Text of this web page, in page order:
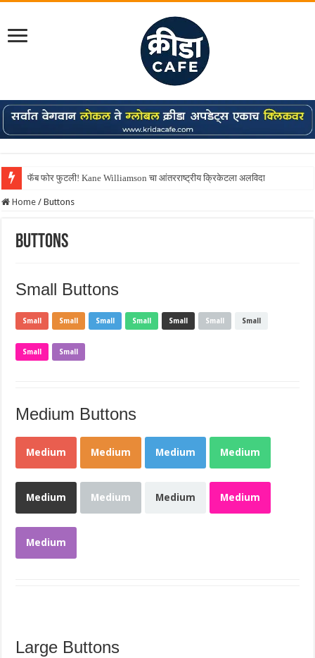
फॅब फोर फुटली! Kane Williamson चा आंतरराष्ट्रीय क्रिकेटला अलविदा
Home / Buttons
Buttons
Small Buttons
Small Small Small Small Small Small Small
Small Small
Medium Buttons
Medium Medium Medium Medium
Medium Medium Medium Medium
Medium
Large Buttons